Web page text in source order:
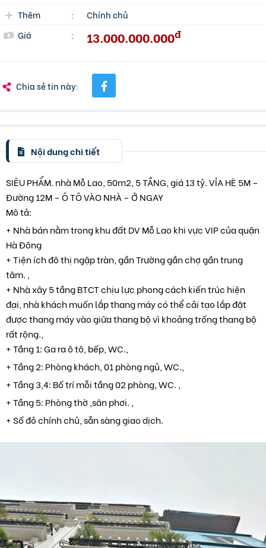
Thêm :
Chính chủ
Giá
: 13.000.000.000đ
Chia sẻ tin này:
Nội dung chi tiết
SIÊU PHẨM. nhà Mỗ Lao, 50m2, 5 TẦNG, giá 13 tỷ. VỈA HÈ 5M –
Đường 12M – Ô TÔ VÀO NHÀ – Ở NGAY
Mô tả:
+ Nhà bán nằm trong khu đất DV Mỗ Lao khi vực VIP của quận
Hà Đông
+ Tiện ích đô thị ngập tràn, gần Trường gần chợ gần trung
tâm. ,
+ Nhà xây 5 tầng BTCT chịu lực phong cách kiến trúc hiện
đại, nhà khách muốn lắp thang máy có thể cải tạo lắp đặt
được thang máy vào giữa thang bộ vì khoảng trống thang bộ
rất rộng.,
+ Tầng 1: Ga ra ô tô, bếp, WC.,
+ Tầng 2: Phòng khách, 01 phòng ngủ, WC.,
+ Tầng 3,4: Bố trí mỗi tầng 02 phòng, WC. ,
+ Tầng 5: Phòng thờ ,sân phơi. ,
+ Số đỏ chính chủ, sẵn sàng giao dịch.